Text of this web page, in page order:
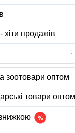
хіти продажів
зоотовари оптом
товари оптом
знижкою